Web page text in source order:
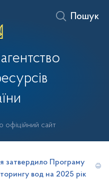
офіційний сайт
Пошук
затвердило Програму
вод на 2025 рік